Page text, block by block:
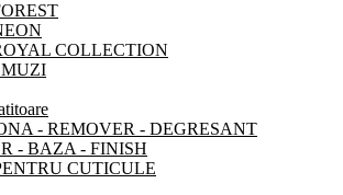
COLLECTION
- REMOVER - DEGRESANT
- BAZA - FINISH
CUTICULE